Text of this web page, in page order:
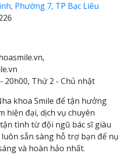
Phường 7, TP Bạc Liêu
20h00, Thứ 2 - Chủ nhật
khoa Smile để tận hưởng
hiện đại, dịch vụ chuyên
tình từ đội ngũ bác sĩ giàu
sẵn sàng hỗ trợ bạn để nụ
và hoàn hảo nhất.